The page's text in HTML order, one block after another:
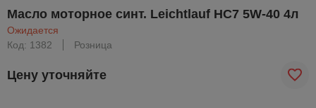
Масло моторное синт. Leichtlauf HC7 5W-40 4л
Ожидается
Код: 1382
Розница
Цену уточняйте